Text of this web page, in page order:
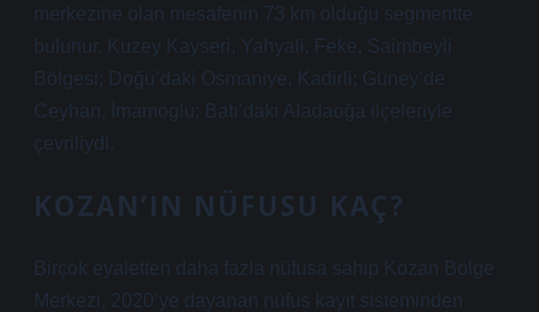
merkezine olan mesafenin 73 km olduğu segmentte
bulunur. Kuzey Kayseri, Yahyali, Feke, Saimbeyli
Bölgesi; Doğu’daki Osmaniye, Kadirli; Güney’de
Ceyhan, İmamoglu; Batı’daki Aladaoğa ilçeleriyle
çevriliydi.
KOZAN’IN NÜFUSU KAÇ?
Birçok eyaletten daha fazla nüfusa sahip Kozan Bölge
Merkezi, 2020’ye dayanan nüfus kayıt sisteminden